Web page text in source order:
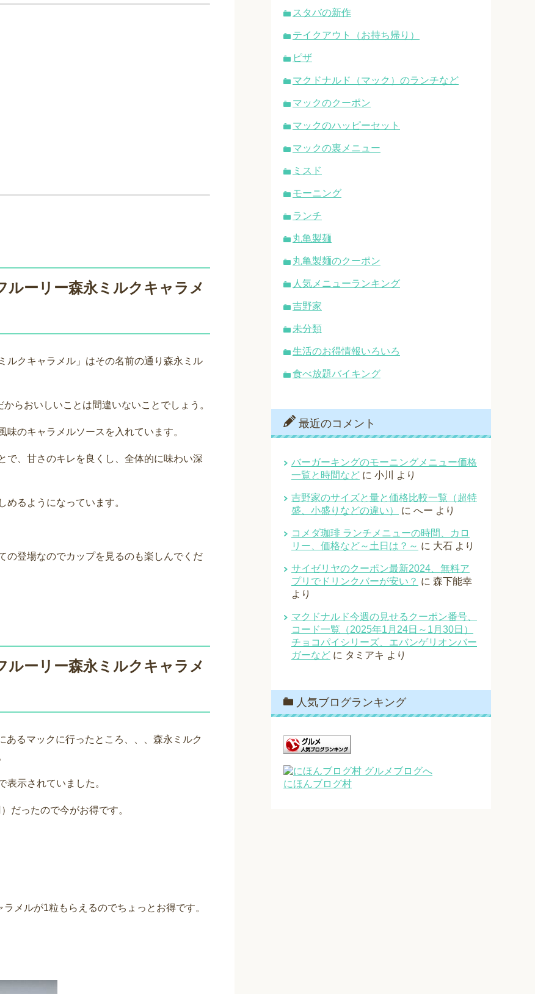
ルーリー森永ミルクキャラメ
ルクキャラメル」はその名前の通り森永ミル
らおいしいことは間違いないことでしょう。
のキャラメルソースを入れています。
で、甘さのキレを良くし、全体的に味わい深
るようになっています。
の登場なのでカップを見るのも楽しんでくだ
ルーリー森永ミルクキャラメ
るマックに行ったところ、、、森永ミルク
表示されていました。
だったので今がお得です。
メルが1粒もらえるのでちょっとお得です。
スタバの新作
テイクアウト（お持ち帰り）
ピザ
マクドナルド（マック）のランチなど
マックのクーポン
マックのハッピーセット
マックの裏メニュー
ミスド
モーニング
ランチ
丸亀製麺
丸亀製麺のクーポン
人気メニューランキング
吉野家
未分類
生活のお得情報いろいろ
食べ放題バイキング
最近のコメント
バーガーキングのモーニングメニュー価格
一覧と時間など に 小川 より
吉野家のサイズと量と価格比較一覧（超特
盛、小盛りなどの違い）
に へー より
コメダ珈琲 ランチメニューの時間、カロ
リー、価格など～土日は？～ に 大石 より
サイゼリヤのクーポン最新2024、無料ア
プリでドリンクバーが安い？ に 森下能幸
より
マクドナルド今週の見せるクーポン番号、
コード一覧（2025年1月24日～1月30日）
チョコパイシリーズ、エバンゲリオンバー
ガーなど に タミアキ より
人気ブログランキング
にほんブログ村